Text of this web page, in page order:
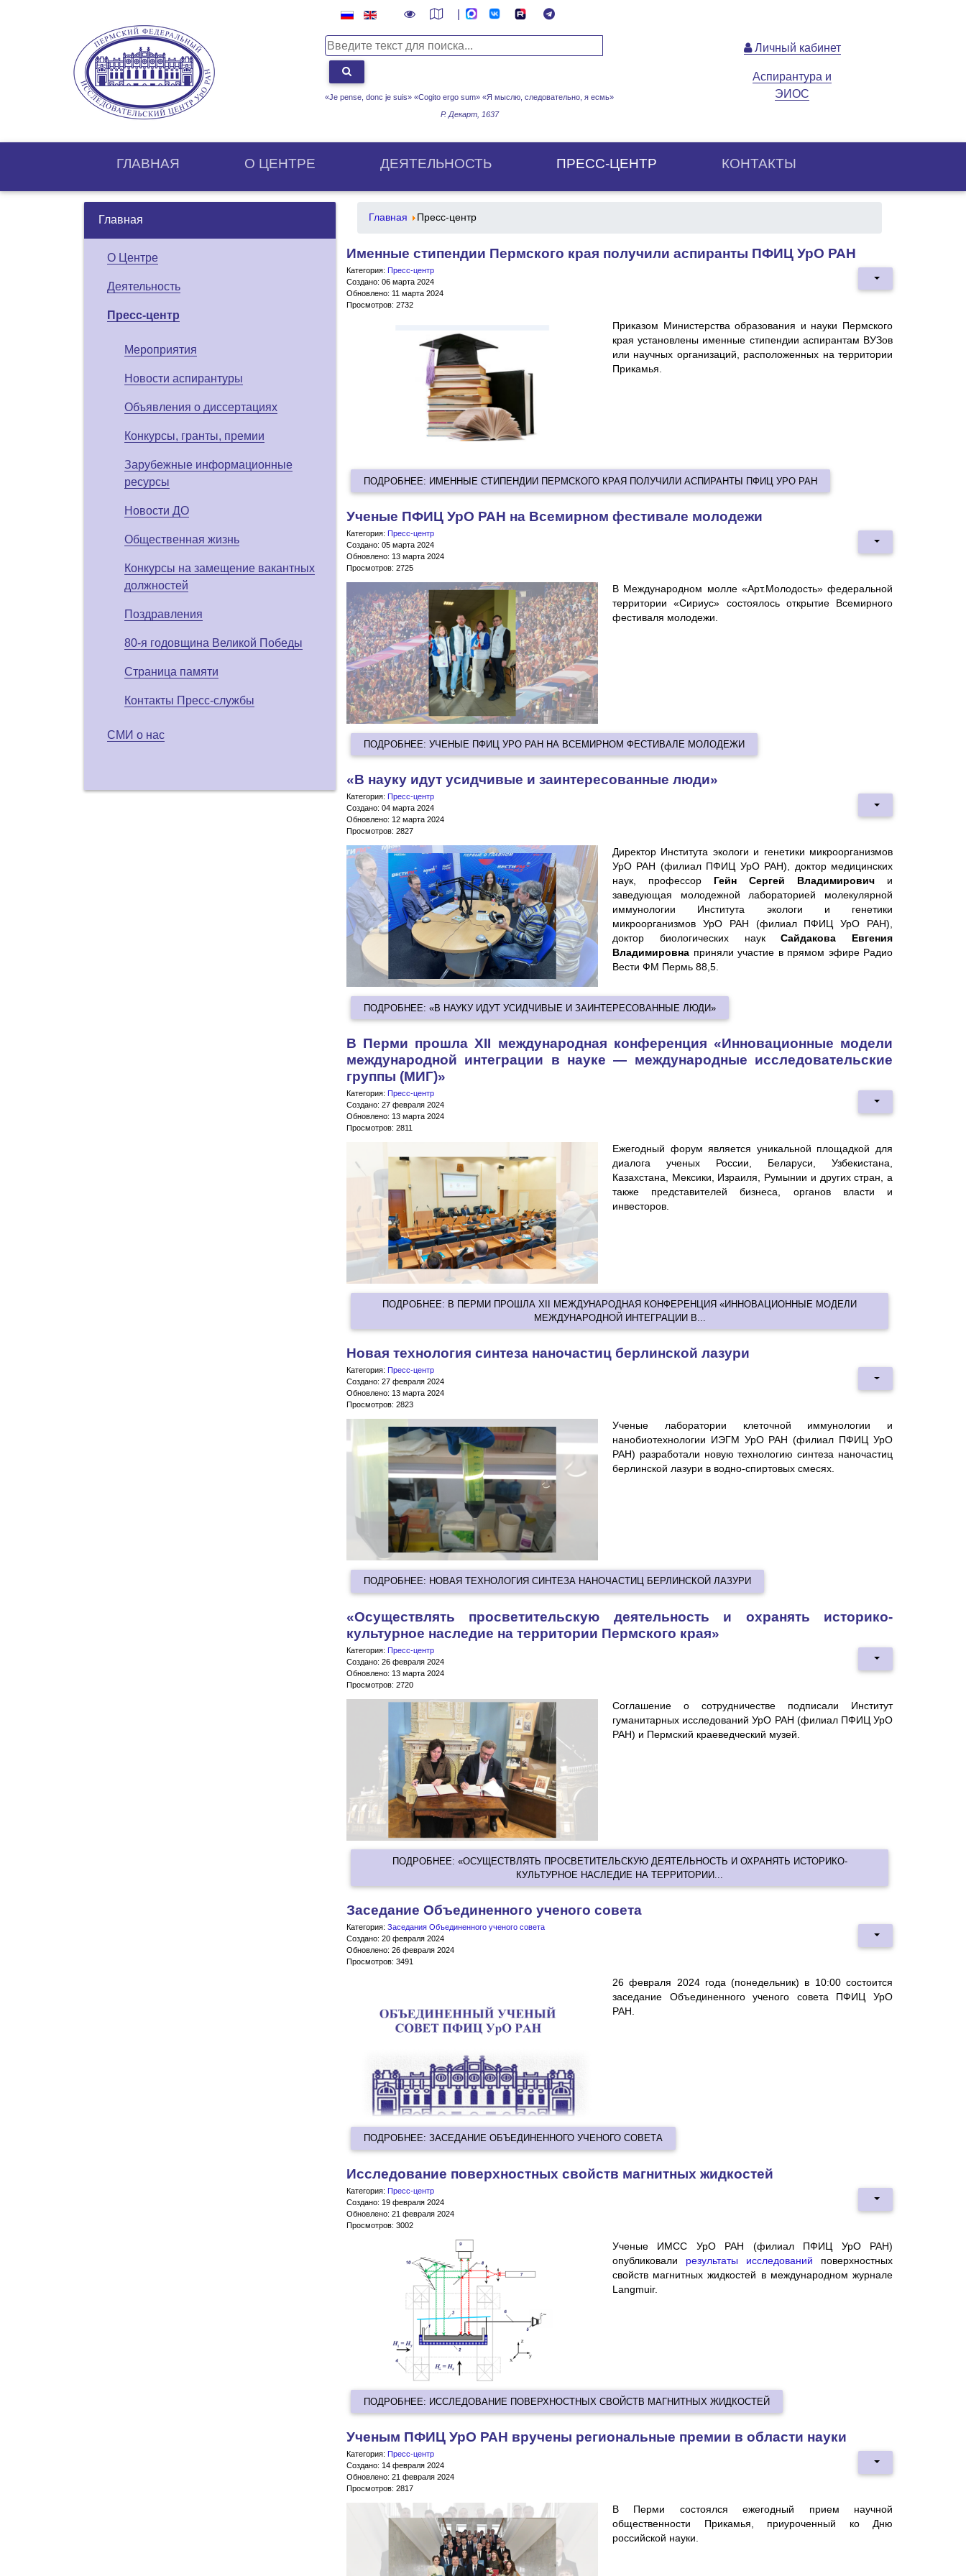
«Je pense, donc je suis» «Cogito ergo sum» «Я мыслю, следовательно, я есмь»
Р. Декарт, 1637
Личный кабинет
Аспирантура и
ЭИОС
ГЛАВНАЯ О ЦЕНТРE ДЕЯТЕЛЬНОСТЬ ПРЕСС-ЦЕНТР КОНТАКТЫ
Главная
О Центре
Деятельность
Пресс-центр
Мероприятия
Новости аспирантуры
Объявления о диссертациях
Конкурсы, гранты, премии
Зарубежные информационные
ресурсы
Новости ДО
Общественная жизнь
Конкурсы на замещение вакантных
должностей
Поздравления
80-я годовщина Великой Победы
Страница памяти
Контакты Пресс-службы
СМИ о нас
Главная Пресс-центр
Именные стипендии Пермского края получили аспиранты ПФИЦ УрО РАН
Категория: Пресс-центр
Создано: 06 марта 2024
Обновлено: 11 марта 2024
Просмотров: 2732
Приказом Министерства образования и науки Пермского
края установлены именные стипендии аспирантам ВУЗов
или научных организаций, расположенных на территории
Прикамья.
ПОДРОБНЕЕ: ИМЕННЫЕ СТИПЕНДИИ ПЕРМСКОГО КРАЯ ПОЛУЧИЛИ АСПИРАНТЫ ПФИЦ УРО РАН
Ученые ПФИЦ УрО РАН на Всемирном фестивале молодежи
Категория: Пресс-центр
Создано: 05 марта 2024
Обновлено: 13 марта 2024
Просмотров: 2725
В Международном молле «Арт.Молодость» федеральной
территории «Сириус» состоялось открытие Всемирного
фестиваля молодежи.
ПОДРОБНЕЕ: УЧЕНЫЕ ПФИЦ УРО РАН НА ВСЕМИРНОМ ФЕСТИВАЛЕ МОЛОДЕЖИ
«В науку идут усидчивые и заинтересованные люди»
Категория: Пресс-центр
Создано: 04 марта 2024
Обновлено: 12 марта 2024
Просмотров: 2827
Директор Института экологи и генетики микроорганизмов
УрО РАН (филиал ПФИЦ УрО РАН), доктор медицинских
наук, профессор
Гейн Сергей Владимирович и
заведующая молодежной лабораторией молекулярной
иммунологии Института экологи и генетики
микроорганизмов УрО РАН (филиал ПФИЦ УрО РАН),
доктор биологических наукСайдакова Евгения
Владимировна приняли участие в прямом эфире Радио
Вести ФМ Пермь 88,5.
ПОДРОБНЕЕ: «В НАУКУ ИДУТ УСИДЧИВЫЕ И ЗАИНТЕРЕСОВАННЫЕ ЛЮДИ»
В Перми прошла XII международная конференция «Инновационные модели
международной интеграции в науке — международные исследовательские
группы (МИГ)»
Категория: Пресс-центр
Создано: 27 февраля 2024
Обновлено: 13 марта 2024
Просмотров: 2811
Ежегодный форум является уникальной площадкой для
диалога ученых России, Беларуси, Узбекистана,
Казахстана, Мексики, Израиля, Румынии и других стран, а
также представителей бизнеса, органов власти и
инвесторов.
ПОДРОБНЕЕ: В ПЕРМИ ПРОШЛА XII МЕЖДУНАРОДНАЯ КОНФЕРЕНЦИЯ «ИННОВАЦИОННЫЕ МОДЕЛИ
МЕЖДУНАРОДНОЙ ИНТЕГРАЦИИ В...
Новая технология синтеза наночастиц берлинской лазури
Категория: Пресс-центр
Создано: 27 февраля 2024
Обновлено: 13 марта 2024
Просмотров: 2823
Ученые лаборатории клеточной иммунологии и
нанобиотехнологии ИЭГМ УрО РАН (филиал ПФИЦ УрО
РАН) разработали новую технологию синтеза наночастиц
берлинской лазури в водно-спиртовых смесях.
ПОДРОБНЕЕ: НОВАЯ ТЕХНОЛОГИЯ СИНТЕЗА НАНОЧАСТИЦ БЕРЛИНСКОЙ ЛАЗУРИ
«Осуществлять просветительскую деятельность и охранять историко-
культурное наследие на территории Пермского края»
Категория: Пресс-центр
Создано: 26 февраля 2024
Обновлено: 13 марта 2024
Просмотров: 2720
Соглашение о сотрудничестве подписали Институт
гуманитарных исследований УрО РАН (филиал ПФИЦ УрО
РАН) и Пермский краеведческий музей.
ПОДРОБНЕЕ: «ОСУЩЕСТВЛЯТЬ ПРОСВЕТИТЕЛЬСКУЮ ДЕЯТЕЛЬНОСТЬ И ОХРАНЯТЬ ИСТОРИКО-
КУЛЬТУРНОЕ НАСЛЕДИЕ НА ТЕРРИТОРИИ...
Заседание Объединенного ученого совета
Категория: Заседания Объединенного ученого совета
Создано: 20 февраля 2024
Обновлено: 26 февраля 2024
Просмотров: 3491
26 февраля 2024 года (понедельник) в 10:00 состоится
заседание Объединенного ученого совета ПФИЦ УрО
РАН.
ПОДРОБНЕЕ: ЗАСЕДАНИЕ ОБЪЕДИНЕННОГО УЧЕНОГО СОВЕТА
Исследование поверхностных свойств магнитных жидкостей
Категория: Пресс-центр
Создано: 19 февраля 2024
Обновлено: 21 февраля 2024
Просмотров: 3002
Ученые ИМСС УрО РАН (филиал ПФИЦ УрО РАН)
опубликовали результаты исследований поверхностных
свойств магнитных жидкостей в международном журнале
Langmuir.
ПОДРОБНЕЕ: ИССЛЕДОВАНИЕ ПОВЕРХНОСТНЫХ СВОЙСТВ МАГНИТНЫХ ЖИДКОСТЕЙ
Ученым ПФИЦ УрО РАН вручены региональные премии в области науки
Категория: Пресс-центр
Создано: 14 февраля 2024
Обновлено: 21 февраля 2024
Просмотров: 2817
В Перми состоялся ежегодный прием научной
общественности Прикамья, приуроченный ко Дню
российской науки.